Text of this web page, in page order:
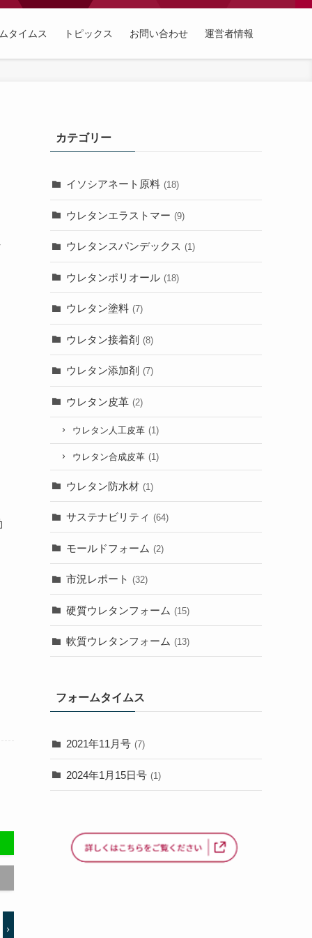
タイムス トピックス お問い合わせ 運営者情報
カテゴリー
イソシアネート原料 (18)
ウレタンエラストマー (9)
ウレタンスパンデックス (1)
ウレタンポリオール (18)
ウレタン塗料 (7)
ウレタン接着剤 (8)
ウレタン添加剤 (7)
ウレタン皮革 (2)
ウレタン人工皮革 (1)
ウレタン合成皮革 (1)
ウレタン防水材 (1)
サステナビリティ (64)
モールドフォーム (2)
市況レポート (32)
硬質ウレタンフォーム (15)
軟質ウレタンフォーム (13)
フォームタイムス
2021年11月号 (7)
2024年1月15日号 (1)